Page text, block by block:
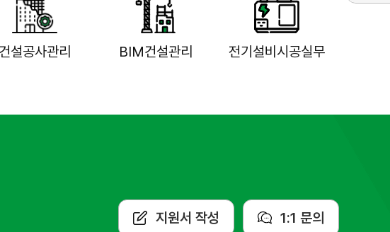
건설공사관리 BIM건설관리 전기설비시공실무
지원서 작성 1:1 문의